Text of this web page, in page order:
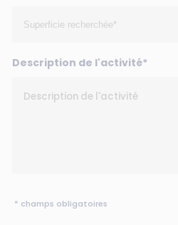
Description de l'activité*
* champs obligatoires